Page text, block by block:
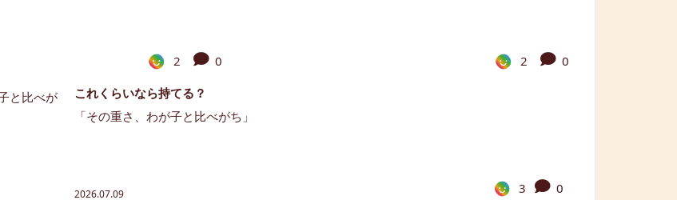
2 0 2
0
これくらいなら持てる？
「その重さ、わが子と比べがち」
2026.07.09 3 0